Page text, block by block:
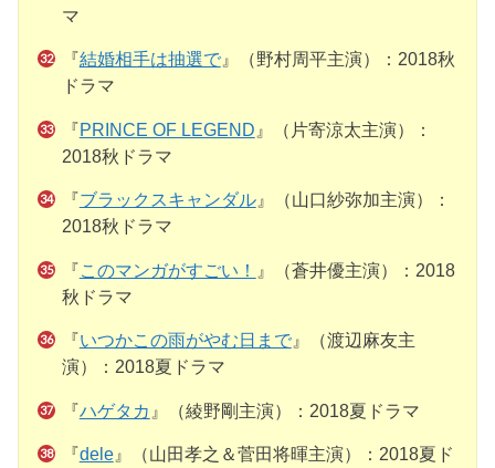
マ
『結婚相手は抽選で』（野村周平主演）：2018秋
ドラマ
『PRINCE OF LEGEND 』（片寄涼太主演）：
2018秋ドラマ
『ブラックスキャンダル』（山口紗弥加主演）：
2018秋ドラマ
『このマンガがすごい！
』（蒼井優主演）：2018
秋ドラマ
『いつかこの雨がやむ日まで』（渡辺麻友主
演）：2018夏ドラマ
『ハゲタカ 』（綾野剛主演）：2018夏ドラマ
『dele』（山田孝之＆菅田将暉主演）：2018夏ド